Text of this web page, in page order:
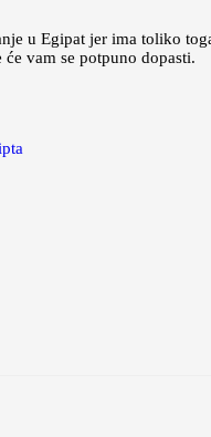
u Egipat jer ima toliko
vam se potpuno dopasti.